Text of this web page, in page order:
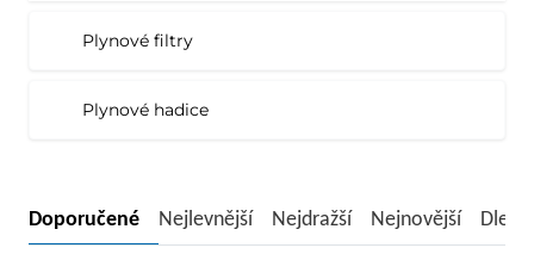
Plynové filtry
Plynové hadice
Doporučené Nejlevnější Nejdražší Nejnovější Dle